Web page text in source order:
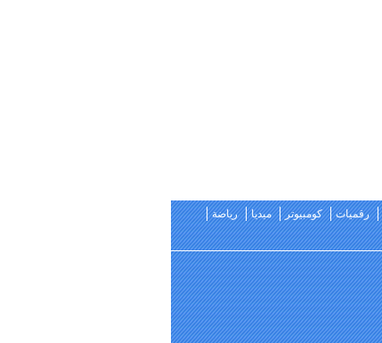
رقميات كومبيوتر ميديا
رياضة